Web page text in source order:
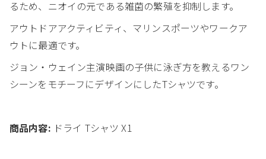
るため、ニオイの元である雑菌の繁殖を抑制します。
アウトドアアクティビティ、マリンスポーツやワークア
ウトに最適です。
ジョン・ウェイン主演映画の子供に泳ぎ方を教えるワン
シーンをモチーフにデザインにしたTシャツです。
商品内容: ドライ Tシャツ X1